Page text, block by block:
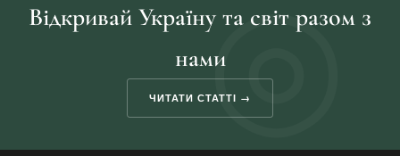
Відкривай Україну та світ разом з
нами
ЧИТАТИ СТАТТІ →